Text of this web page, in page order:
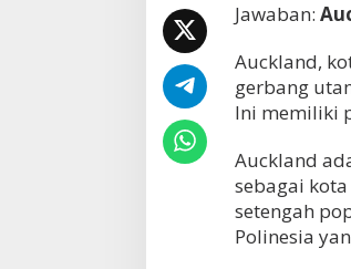
e
a
d
a
d
i
e
Jawaban:
Auckland,
gerbang
Ini memiliki
Auckland
sebagai
setengah
Polinesia